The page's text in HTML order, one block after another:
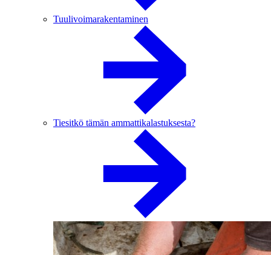
Tuulivoimarakentaminen
Tiesitkö tämän ammattikalastuksesta?